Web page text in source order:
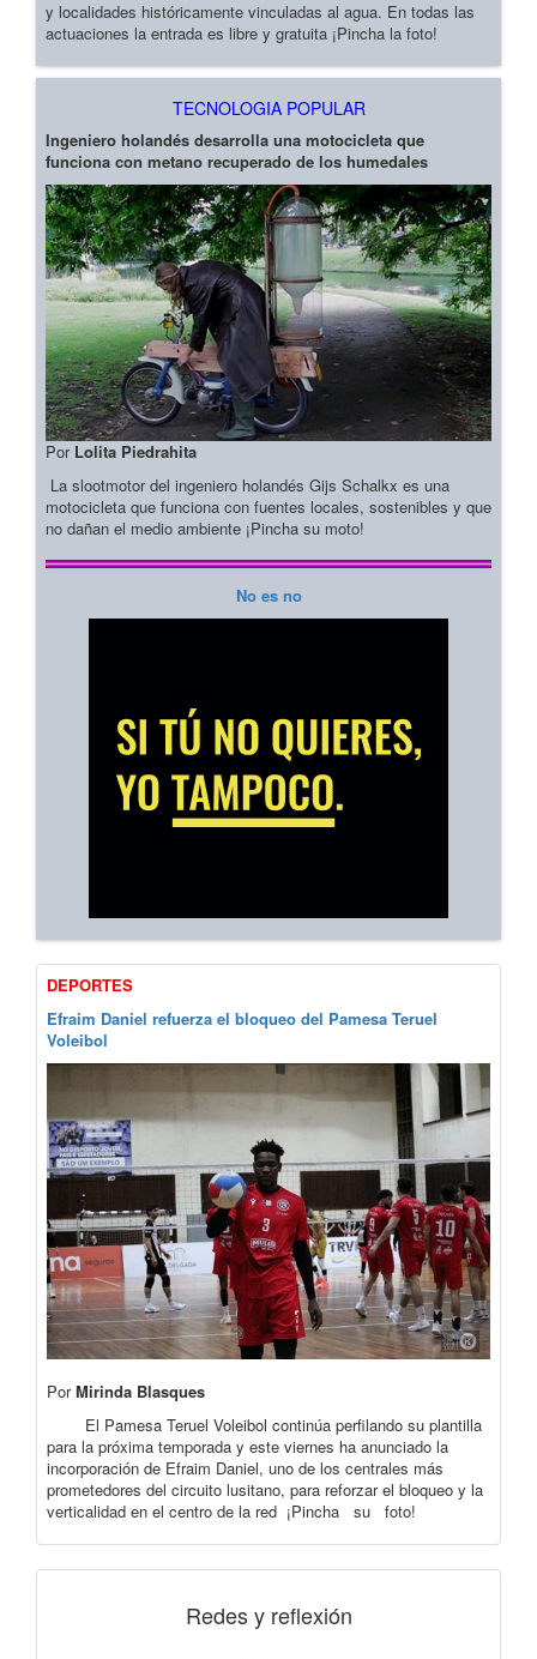
y localidades históricamente vinculadas al agua. En todas las
actuaciones la entrada es libre y gratuita ¡Pincha la foto!
TECNOLOGIA POPULAR
Ingeniero holandés desarrolla una motocicleta que
funciona con metano recuperado de los humedales
Por Lolita Piedrahita
La slootmotor del ingeniero holandés Gijs Schalkx es una
motocicleta que funciona con fuentes locales, sostenibles y que
no dañan el medio ambiente ¡Pincha su moto!
No es no
DEPORTES
Efraim Daniel refuerza el bloqueo del Pamesa Teruel
Voleibol
PorMirinda Blasques
El Pamesa Teruel Voleibol continúa perfilando su plantilla
para la próxima temporada y este viernes ha anunciado la
incorporación de Efraim Daniel, uno de los centrales más
prometedores del circuito lusitano, para reforzar el bloqueo y la
verticalidad en el centro de la red ¡Pincha su foto!
Redes y reflexión